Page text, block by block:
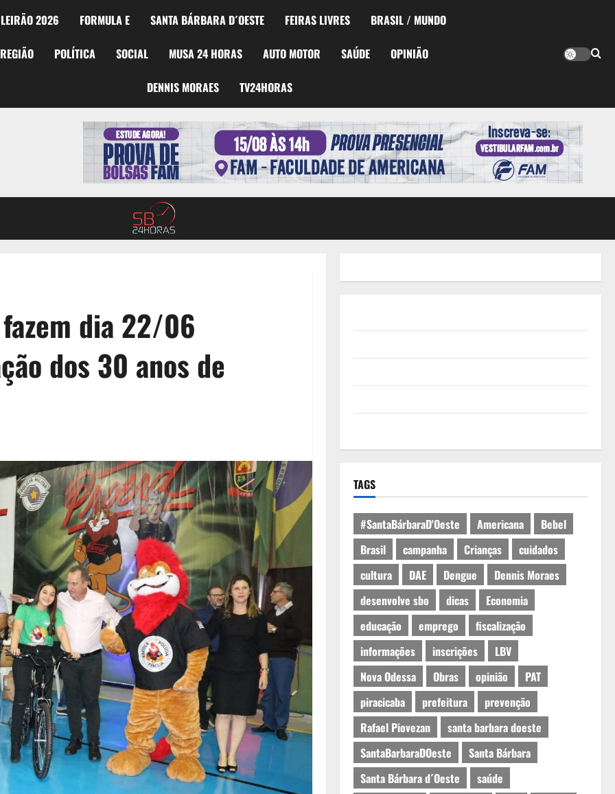
2026 FORMULA E SANTA BÁRBARA D´OESTE FEIRAS LIVRES BRASIL / MUNDO
REGIÃO POLÍTICA SOCIAL MUSA 24 HORAS AUTO MOTOR SAÚDE OPINIÃO
DENNIS MORAES TV24HORAS
dia 22/06
dos 30 anos de
TAGS
#SantaBárbaraD'Oeste Americana
Bebel
Brasil
campanha Crianças
cuidados
cultura
DAE Dengue
Dennis Moraes
desenvolve sbo
dicas
Economia
educação
emprego
fiscalização
informações
inscrições
LBV
Nova Odessa
Obras opinião
PAT
piracicaba
prefeitura
prevenção
Rafael Piovezan
santa barbara doeste
SantaBarbaraDOeste
Santa Bárbara
Santa Bárbara d´Oeste
saúde